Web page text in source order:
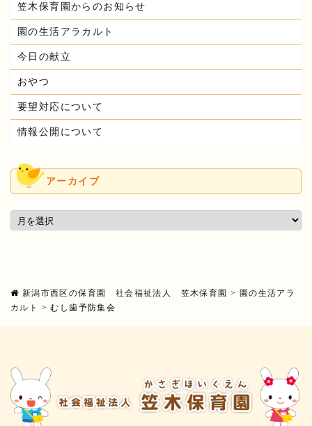
笠木保育園からのお知らせ
園の生活アラカルト
今日の献立
おやつ
要望対応について
情報公開について
アーカイブ
新潟市西区の保育園 社会福祉法人 笠木保育園 >
園の生活アラ
カルト
>むし歯予防集会